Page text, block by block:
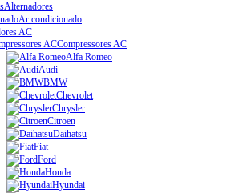
Alternadores
Ar condicionado
AC
Compressores AC
Alfa Romeo
Audi
BMW
Chevrolet
Chrysler
Citroen
Daihatsu
Fiat
Ford
Honda
Hyundai